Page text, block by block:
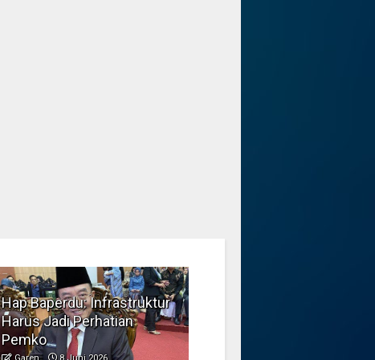
Hap Baperdu: Infrastruktur
Harus Jadi Perhatian
Pemko
Garen 8 Juni 2026